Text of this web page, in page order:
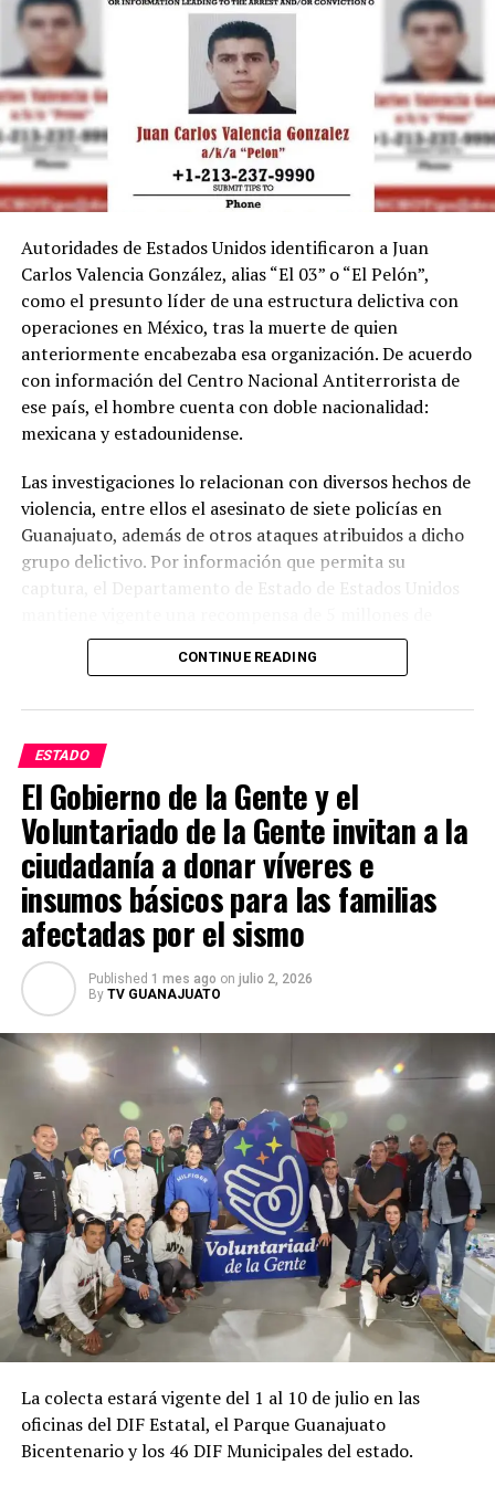
Autoridades de Estados Unidos identificaron a Juan
Carlos Valencia González, alias “El 03” o “El Pelón”,
como el presunto líder de una estructura delictiva con
operaciones en México, tras la muerte de quien
anteriormente encabezaba esa organización. De acuerdo
con información del Centro Nacional Antiterrorista de
ese país, el hombre cuenta con doble nacionalidad:
mexicana y estadounidense.
Las investigaciones lo relacionan con diversos hechos de
violencia, entre ellos el asesinato de siete policías en
Guanajuato, además de otros ataques atribuidos a dicho
grupo delictivo. Por información que permita su
captura, el Departamento de Estado de Estados Unidos
delictivo mantiene presencia en varios estados del país y
lo consideran uno de los principales generadores de
violencia. Mientras tanto, las investigaciones continúan
y las autoridades mexicanas y estadounidenses
mantienen la búsqueda de Juan Carlos Valencia
González para que responda ante la justicia por los
delitos que se le atribuyen.
CONTINUE READING
ESTADO
El Gobierno de la Gente y el
Voluntariado de la Gente invitan a la
ciudadanía a donar víveres e
insumos básicos para las familias
afectadas por el sismo
Published 1 mes ago on julio 2, 2026
By TV GUANAJUATO
La colecta estará vigente del 1 al 10 de julio en las
oficinas del DIF Estatal, el Parque Guanajuato
Bicentenario y los 46 DIF Municipales del estado.